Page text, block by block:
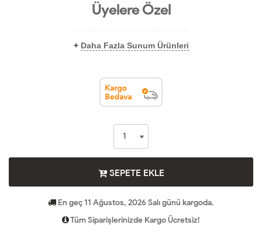
Üyelere Özel
+ Daha Fazla Sunum Ürünleri
SEPETE EKLE
En geç 11 Ağustos, 2026 Salı günü kargoda.
Tüm Siparişlerinizde Kargo Ücretsiz!